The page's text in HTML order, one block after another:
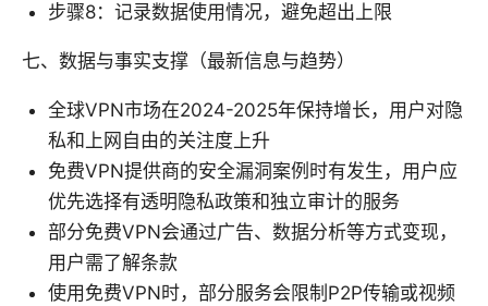
步骤8：记录数据使用情况，避免超出上限
七、数据与事实支撑（最新信息与趋势）
全球VPN市场在2024-2025年保持增长，用户对隐
私和上网自由的关注度上升
免费VPN提供商的安全漏洞案例时有发生，用户应
优先选择有透明隐私政策和独立审计的服务
部分免费VPN会通过广告、数据分析等方式变现，
用户需了解条款
使用免费VPN时，部分服务会限制P2P传输或视频